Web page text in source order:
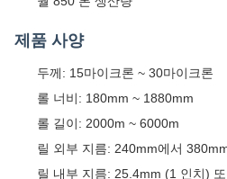
제품 사양
두께: 15마이크론 ~ 30마이크론
롤 너비: 180mm ~ 1880mm
롤 길이: 2000m ~ 6000m
릴 외부 지름: 240mm에서
릴 내부 지름: 25.4mm (1 인치)